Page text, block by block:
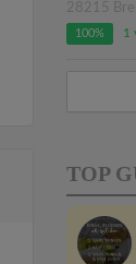
28215
100% 1
TOP